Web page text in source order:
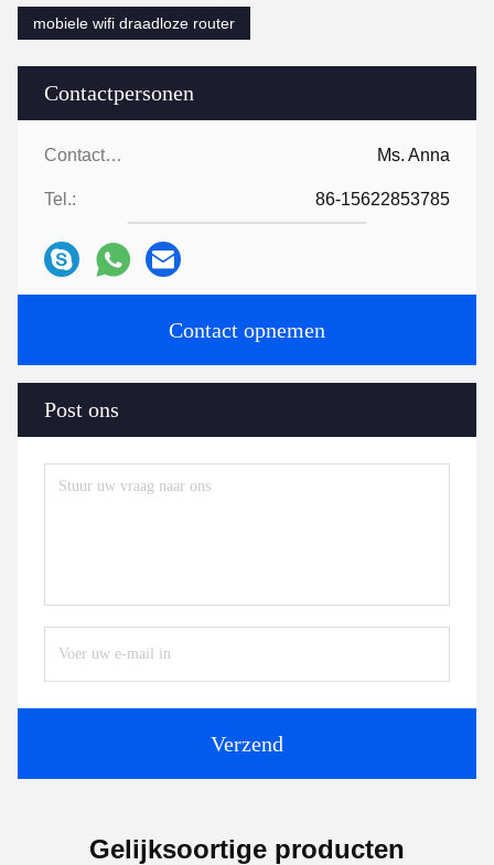
Contactpersonen
Contactpersonen: Ms. Anna
Tel.: 86-15622853785
Contact opnemen
Post ons
Verzend
mobiele wifi draadloze router
Gelijksoortige producten